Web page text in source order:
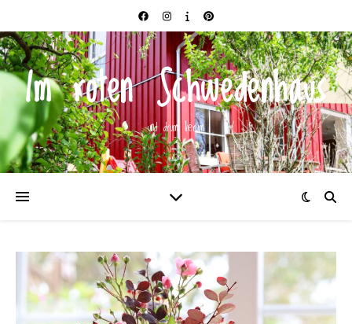
Im roten Schwedenhaus
und drum herum